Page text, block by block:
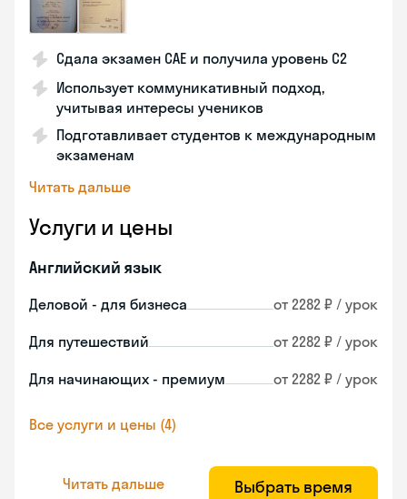
Сдала экзамен CAE и получила уровень С2
Использует коммуникативный подход,
учитывая интересы учеников
Подготавливает студентов к международным
экзаменам
Читать дальше
Услуги и цены
Английский язык
Деловой - для бизнеса от 2282 ₽ / урок
Для путешествий от 2282 ₽ / урок
Для начинающих - премиум от 2282 ₽ / урок
Все услуги и цены (4)
Читать дальше Выбрать время